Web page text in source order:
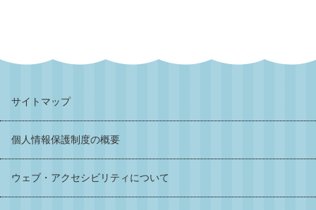
サイトマップ
個人情報保護制度の概要
ウェブ・アクセシビリティについて